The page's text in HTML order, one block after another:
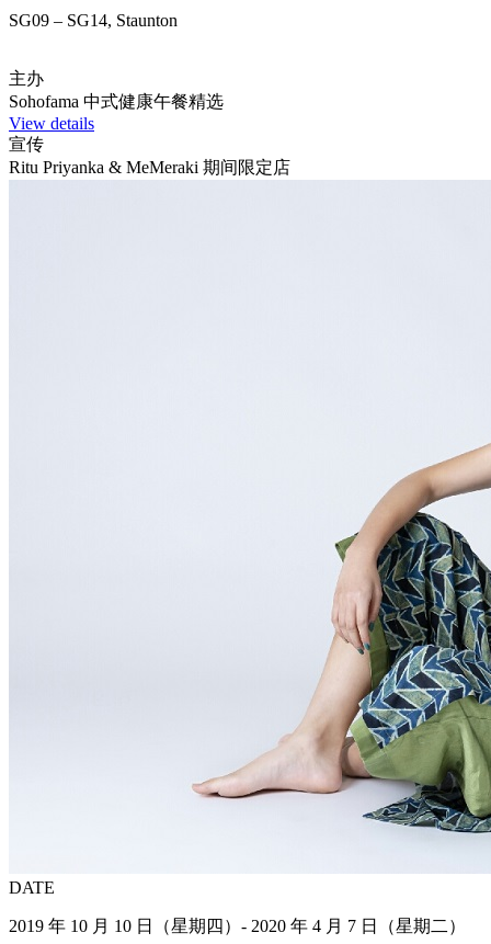
SG09 – SG14, Staunton
主办
Sohofama 中式健康午餐精选
View details
宣传
Ritu Priyanka & MeMeraki 期间限定店
DATE
2019 年 10 月 10 日（星期四）- 2020 年 4 月 7 日（星期二）